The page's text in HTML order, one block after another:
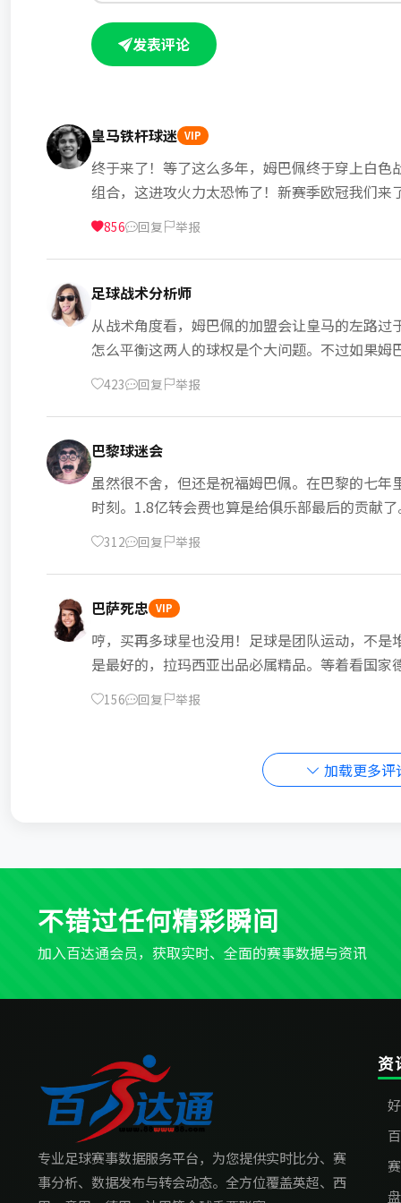
发表评论
皇马铁杆球迷 VIP
终于来了！等了这么多年，姆巴佩终于穿上白
组合，这进攻火力太恐怖了！新赛季欧冠我们来
856 回复 举报
足球战术分析师
从战术角度看，姆巴佩的加盟会让皇马的左路
怎么平衡这两人的球权是个大问题。不过如果
423 回复 举报
巴黎球迷会
虽然很不舍，但还是祝福姆巴佩。在巴黎的七
时刻。1.8亿转会费也算是给俱乐部最后的贡献
312 回复 举报
巴萨死忠 VIP
哼，买再多球星也没用！足球是团队运动，不
是最好的，拉玛西亚出品必属精品。等着看国家
156 回复 举报
加载更多评